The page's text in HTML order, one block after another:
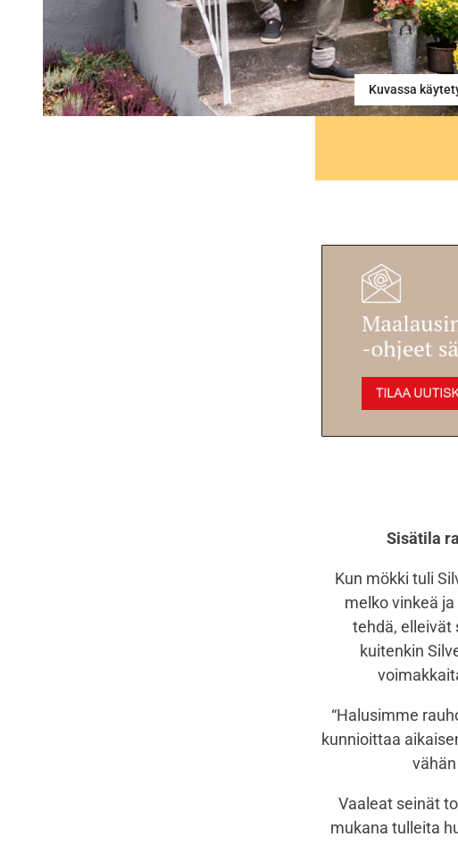
Kuvassa
Sisätila
Kun mökki tuli
melko vinkeä
tehdä, elleivät
kuitenkin
“Halusimme
kunnioittaa
Vaaleat seinät
mukana tulleita